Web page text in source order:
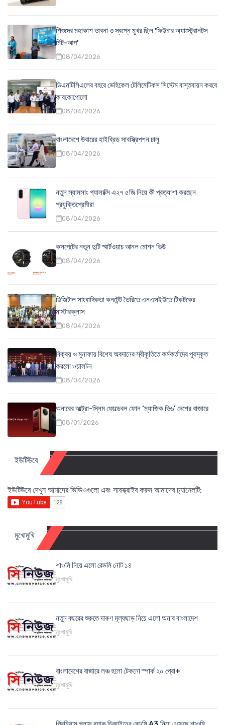
শিশুদের মহাকাশ ভাবনা ও স্বপ্নে মুখর ছিল 'ফিউচার অ্যাস্ট্রোনটস
মিট-আপ'
08/04/2026
ডিএমটিসিএলের বহরে ভেহিকেল টেলিমেটিকস সিস্টেম বাস্তবায়ন করবে
কারকোপোলো
08/04/2026
বাংলাদেশে উবারের হাইব্রিড সাবস্ক্রিপশন চালু
08/04/2026
নতুন স্যামসাং গ্যালাক্সি এ২৭ ৫জি নিয়ে কী প্রত্যাশা করছেন
প্রযুক্তিপ্রেমীরা
08/04/2026
কসপেটের নতুন দুটি স্মার্টওয়াচ আনল মোশন ভিউ
08/04/2026
ডিজিটাল সাংবাদিকতা কনটেন্ট তৈরিতে এনএসইউতে টিকটকের
মাস্টারক্লাস
08/04/2026
বিক্রয় ও মুনাফায় বিশেষ অবদানের স্বীকৃতিতে কর্মকর্তাদের পুরস্কৃত
করলো ওয়ালটন
08/04/2026
অনারের আল্ট্রা-স্লিম ফোল্ডেবল ফোন ‘ম্যাজিক ভি৬’ দেশের বাজারে
08/01/2026
ইউটিউবে
ইউটিউবে দেখুন আমাদের ভিডিওগুলো এবং সাবস্ক্রাইব করুন আমাদের চ্যানেলটি:
মুখোমুখি
শাওমি নিয়ে এলো রেডমি নোট ১৪
মুখোমুখি
নতুন বছরের শুরুতে দারুণ মূল্যছাড় নিয়ে এলো অনার বাংলাদেশ
মুখোমুখি
বাংলাদেশের বাজারে লঞ্চ হলো টেকনো স্পার্ক ২০ প্রো+
মুখোমুখি